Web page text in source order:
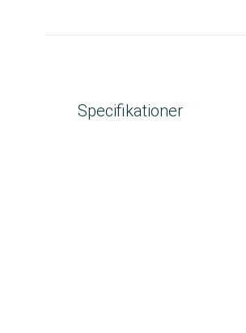
Specifikationer